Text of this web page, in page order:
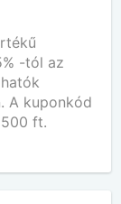
-tól az
A kuponkód
ft.